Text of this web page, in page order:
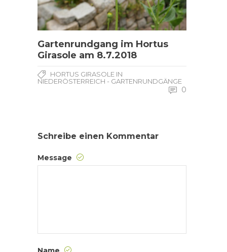
Gartenrundgang im Hortus
Girasole am 8.7.2018
HORTUS GIRASOLE IN
NIEDERÖSTERREICH - GARTENRUNDGÄNGE
0
Schreibe einen Kommentar
Message